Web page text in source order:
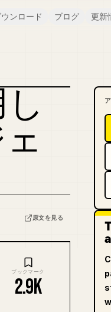
ウンロード ブログ 更新
をリミックス
原文を見る
ブックマーク
2.9K